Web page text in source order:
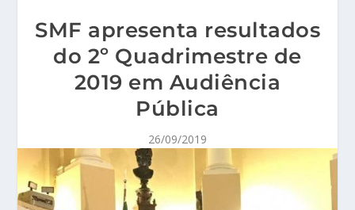
SMF apresenta resultados
do 2º Quadrimestre de
2019 em Audiência
Pública
26/09/2019